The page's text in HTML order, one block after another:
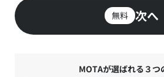
無料 次へ
MOTAが選ばれる３つ